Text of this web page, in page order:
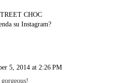
CHOC
su Instagram?
5, 2014 at 2:26 PM